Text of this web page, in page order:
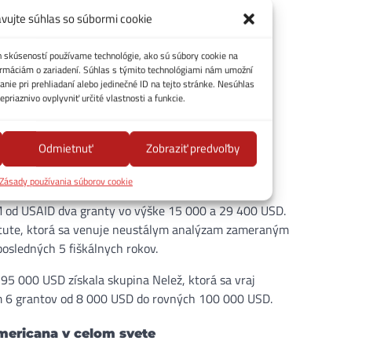
súhlas so súbormi cookie
používame technológie, ako sú súbory cookie na
o zariadení. Súhlas s týmito technológiami nám umožní
pri prehliadaní alebo jedinečné ID na tejto stránke. Nesúhlas
ovplyvniť určité vlastnosti a funkcie.
Odmietnuť Zobraziť predvoľby
Zásady používania súborov cookie
USAID dva granty vo výške 15 000 a 29 400 USD.
ktorá sa venuje neustálym analýzam zameraným
5 fiškálnych rokov.
000 USD získala skupina Nelež, ktorá sa vraj
grantov od 8 000 USD do rovných 100 000 USD.
v celom svete